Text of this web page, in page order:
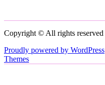
Copyright © All rights reserved
Proudly powered by WordPress
Themes